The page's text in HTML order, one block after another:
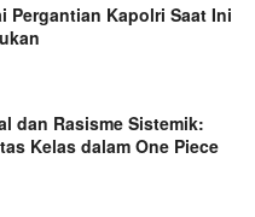
Pergantian Kapolri Saat Ini
dan Rasisme Sistemik:
Kelas dalam One Piece